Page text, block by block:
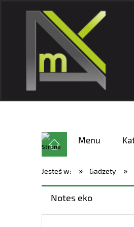
Menu
Jesteś w: » Gadżety »
Notes eko